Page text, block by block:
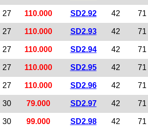
27 110.000 SD2.92 42 71
27 110.000 SD2.93 42 71
27 110.000 SD2.94 42 71
27 110.000 SD2.95 42 71
27 110.000 SD2.96 42 71
30 79.000 SD2.97 42 71
30 99.000 SD2.98 42 71